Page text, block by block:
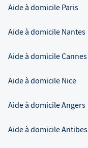
Aide à domicile Paris
Aide à domicile Nantes
Aide à domicileCannes
Aide à domicile Nice
Aide à domicileAngers
Aide à domicileAntibes